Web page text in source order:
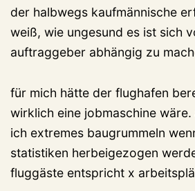
der halbwegs kaufmännische
weiß, wie ungesund es ist sich
auftraggeber abhängig zu
für mich hätte der flughafen
wirklich eine jobmaschine
ich extremes baugrummeln
statistiken herbeigezogen
fluggäste entspricht x